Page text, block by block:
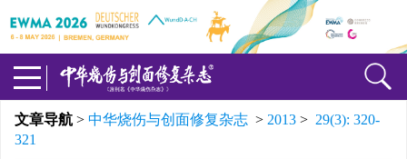
文章导航 > 中华烧伤与创面修复杂志 > 2013 > 29(3): 320-
321